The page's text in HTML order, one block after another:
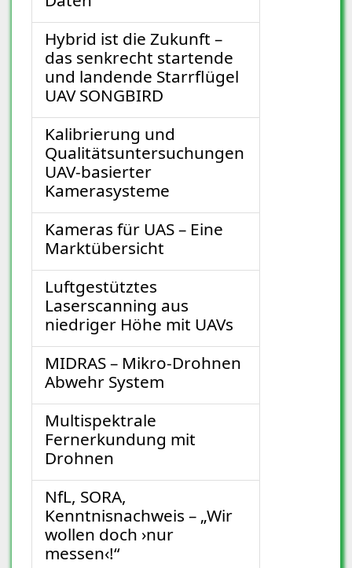
Hybrid ist die Zukunft –
das senkrecht startende
und landende Starrflügel
UAV SONGBIRD
Kalibrierung und
Qualitätsuntersuchungen
UAV-basierter
Kamerasysteme
Kameras für UAS – Eine
Marktübersicht
Luftgestütztes
Laserscanning aus
niedriger Höhe mit UAVs
MIDRAS – Mikro-Drohnen
Abwehr System
Multispektrale
Fernerkundung mit
Drohnen
NfL, SORA,
Kenntnisnachweis – „Wir
wollen doch ›nur
messen‹!“